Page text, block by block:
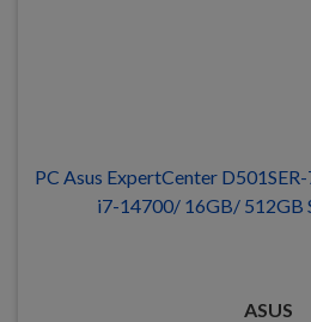
PC Asus ExpertCenter
i7-14700/ 16GB/ 512GB
ASUS